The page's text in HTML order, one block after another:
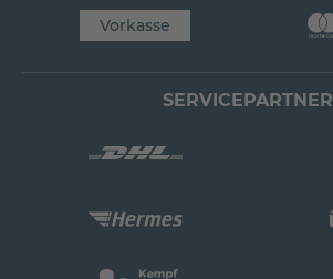
Vorkasse
SERVICEPARTNER